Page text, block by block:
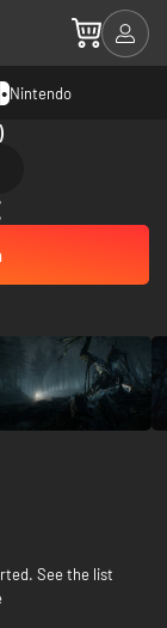
Nintendo
See the list